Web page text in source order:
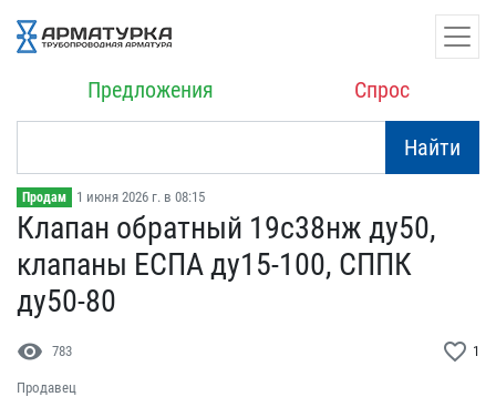
Предложения Спрос
Найти
Продам 1 июня 2026 г. в 08:15
Клапан обратный 19с38нж ​ду50,
клапаны ЕСПА ду15-​100, СППК
ду50-80
visibility 783 favorite_border 1
Продавец